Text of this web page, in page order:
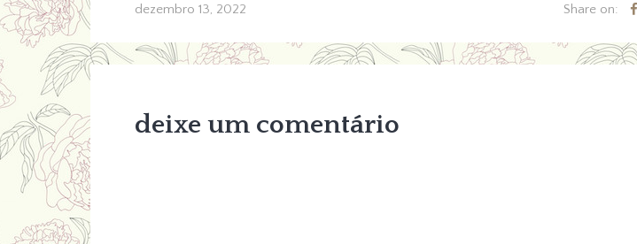
dezembro 13, 2022 Share on:
deixe um comentário